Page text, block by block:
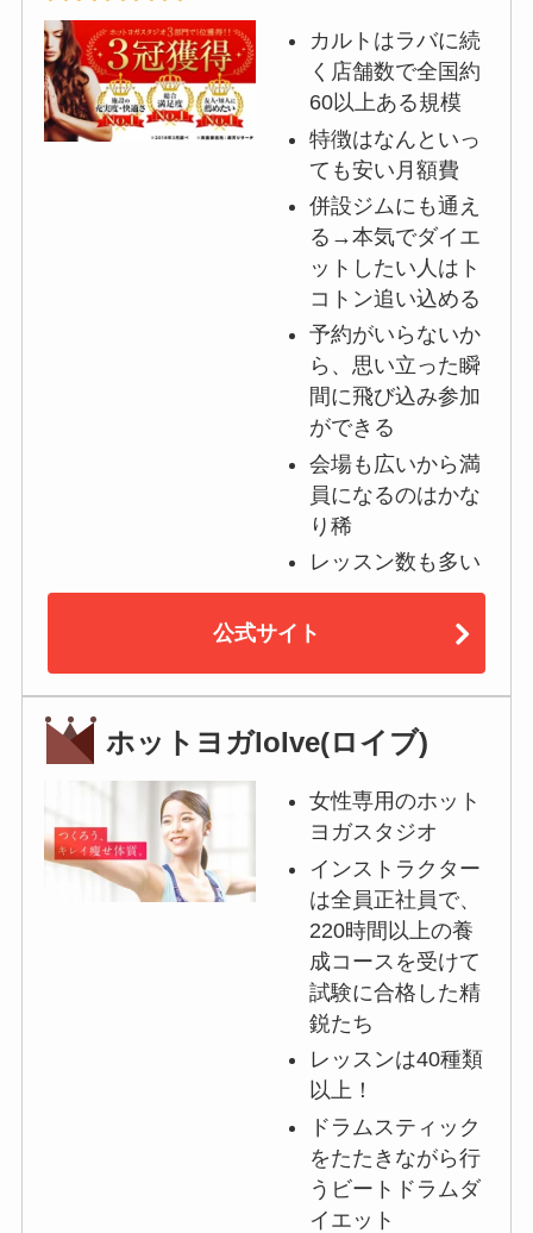
カルトはラバに続
く店舗数で全国約
60以上ある規模
特徴はなんといっ
ても安い月額費
併設ジムにも通え
る→本気でダイエ
ットしたい人はト
コトン追い込める
予約がいらないか
ら、思い立った瞬
間に飛び込み参加
ができる
会場も広いから満
員になるのはかな
り稀
レッスン数も多い
公式サイト
ホットヨガloIve(ロイブ)
女性専用のホット
ヨガスタジオ
インストラクター
は全員正社員で、
220時間以上の養
成コースを受けて
試験に合格した精
鋭たち
レッスンは40種類
以上！
ドラムスティック
をたたきながら行
うビートドラムダ
イエット